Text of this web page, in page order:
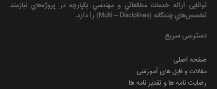
توانایی ارائه خدمات مطالعاتي و مهندسي يكپارچه در پروژه‌هاي نيازمند
تخصص‌هاي چندگانه (Multi – Disciplines) را دارد.
دسترسی سریع
صفحه اصلی
مقالات و فایل های آموزشی
رضایت نامه ها و تقدیر نامه ها